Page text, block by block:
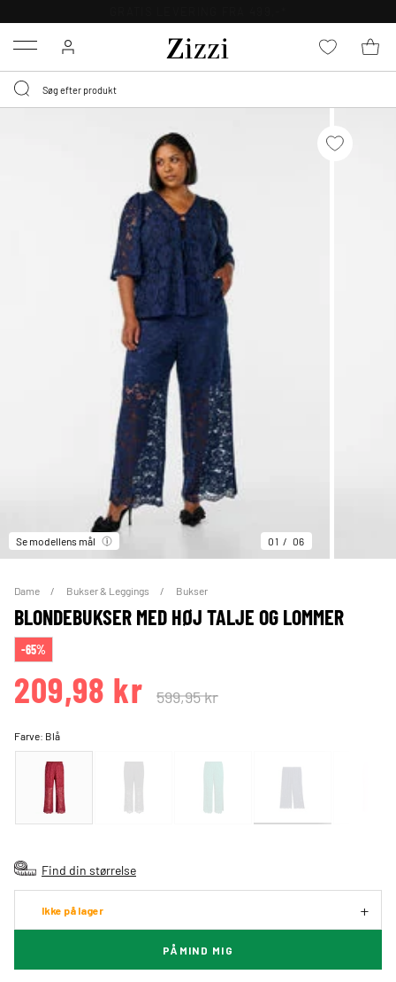
Menu
Se modellens mål 01 06
Dame Bukser & Leggings Bukser
BLONDEBUKSER MED HØJ TALJE OG LOMMER
-65%
209,98 kr 599,95 kr
Farve: Blå
Find din størrelse
Ikke på lager
PÅMIND MIG